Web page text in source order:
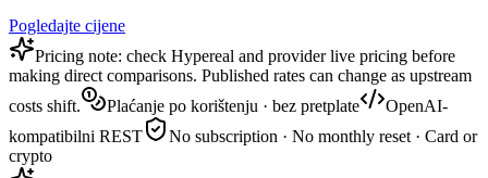
Pogledajte cijene
Pricing note: check Hypereal and provider live pricing before
making direct comparisons. Published rates can change as upstream
costs shift.
Plaćanje po korištenju · bez pretplate
OpenAI-
kompatibilni REST
No subscription · No monthly reset · Card or
crypto